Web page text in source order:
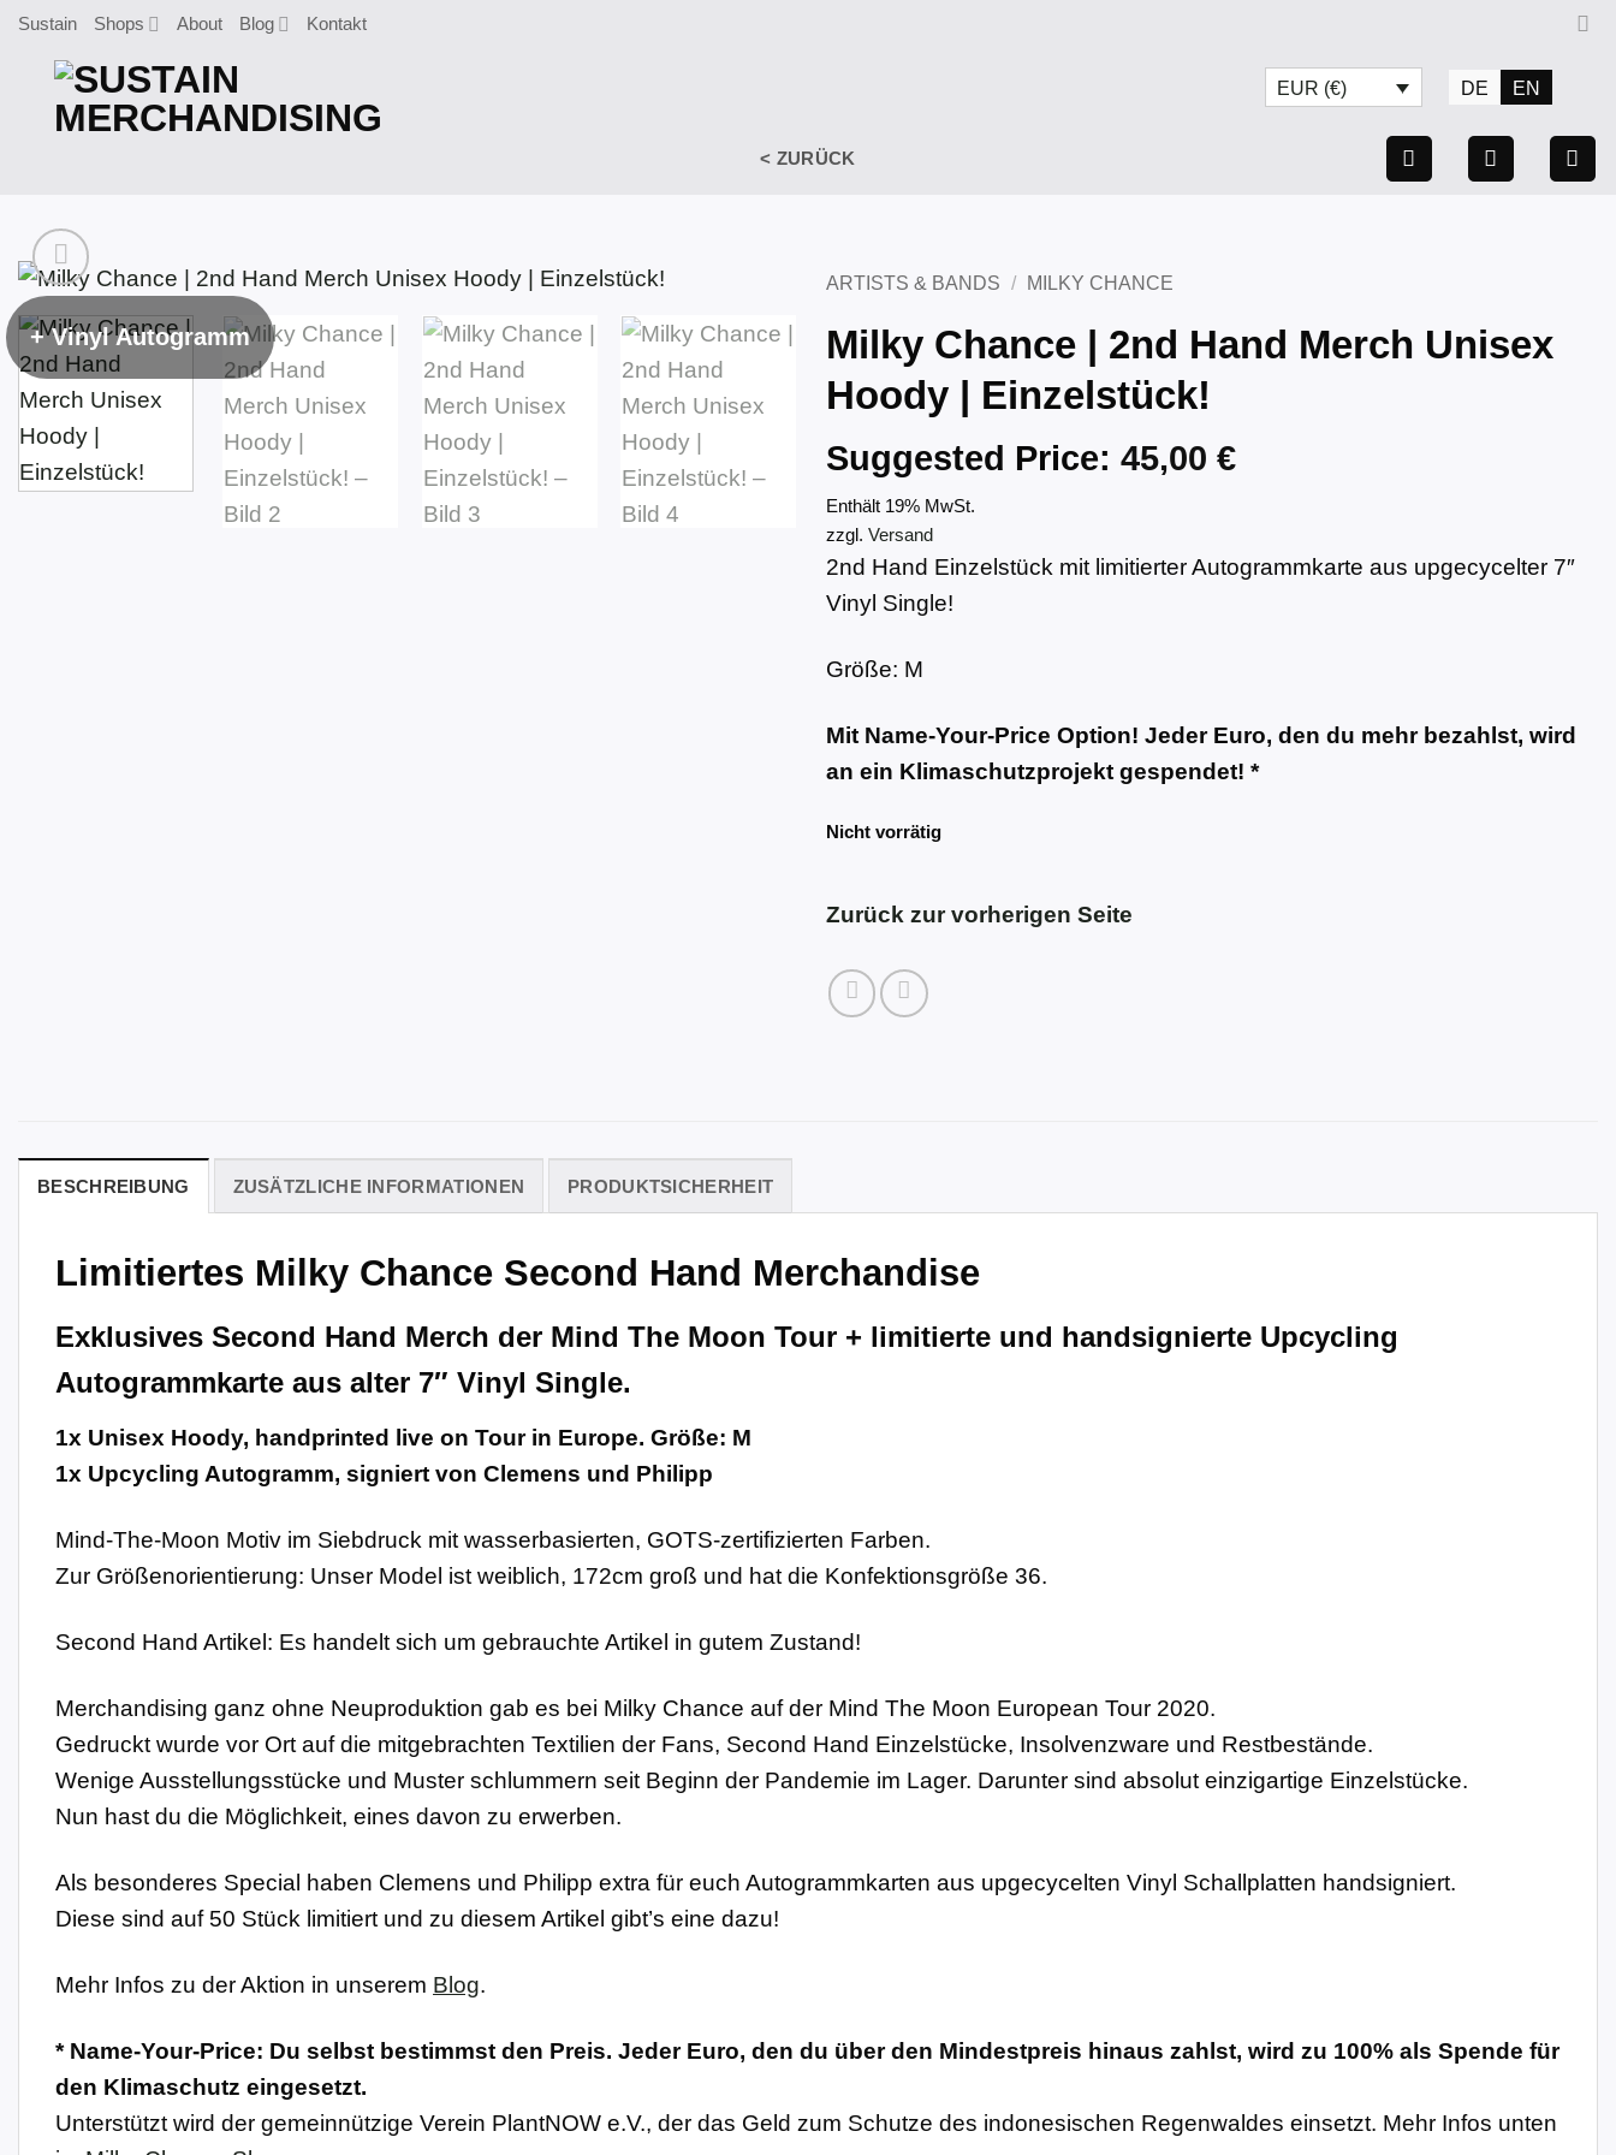
Zum
springen
Sustain Shops About Blog Kontakt
EUR (€) DE EN
< ZURÜCK
+ Vinyl Autogramm
ARTISTS & BANDS / MILKY CHANCE
Milky Chance | 2nd Hand Merch Unisex
Hoody | Einzelstück!
Suggested Price: 45,00 €
Enthält 19% MwSt.
zzgl. Versand
2nd Hand Einzelstück mit limitierter Autogrammkarte aus upgecycelter 7″
Vinyl Single!
Größe: M
Mit Name-Your-Price Option! Jeder Euro, den du mehr bezahlst, wird
an ein Klimaschutzprojekt gespendet! *
Nicht vorrätig
Zurück zur vorherigen Seite
BESCHREIBUNG ZUSÄTZLICHE INFORMATIONEN PRODUKTSICHERHEIT
Limitiertes Milky Chance Second Hand Merchandise
Exklusives Second Hand Merch der Mind The Moon Tour + limitierte und handsignierte Upcycling
Autogrammkarte aus alter 7″ Vinyl Single.
1x Unisex Hoody, handprinted live on Tour in Europe. Größe: M
1x Upcycling Autogramm, signiert von Clemens und Philipp
Mind-The-Moon Motiv im Siebdruck mit wasserbasierten, GOTS-zertifizierten Farben.
Zur Größenorientierung: Unser Model ist weiblich, 172cm groß und hat die Konfektionsgröße 36.
Second Hand Artikel: Es handelt sich um gebrauchte Artikel in gutem Zustand!
Merchandising ganz ohne Neuproduktion gab es bei Milky Chance auf der Mind The Moon European Tour 2020.
Gedruckt wurde vor Ort auf die mitgebrachten Textilien der Fans, Second Hand Einzelstücke, Insolvenzware und Restbestände.
Wenige Ausstellungsstücke und Muster schlummern seit Beginn der Pandemie im Lager. Darunter sind absolut einzigartige Einzelstücke.
Nun hast du die Möglichkeit, eines davon zu erwerben.
Als besonderes Special haben Clemens und Philipp extra für euch Autogrammkarten aus upgecycelten Vinyl Schallplatten handsigniert.
Diese sind auf 50 Stück limitiert und zu diesem Artikel gibt’s eine dazu!
Mehr Infos zu der Aktion in unserem Blog.
* Name-Your-Price: Du selbst bestimmst den Preis. Jeder Euro, den du über den Mindestpreis hinaus zahlst, wird zu 100% als Spende für
den Klimaschutz eingesetzt.
Unterstützt wird der gemeinnützige Verein PlantNOW e.V., der das Geld zum Schutze des indonesischen Regenwaldes einsetzt. Mehr Infos unten